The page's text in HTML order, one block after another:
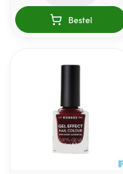
Bestel